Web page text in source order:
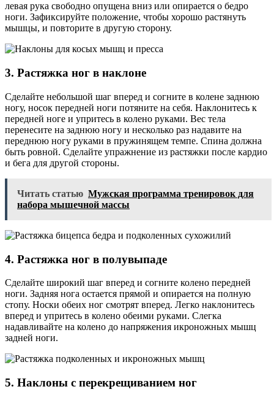
левая рука свободно опущена вниз или опирается о бедро
ноги. Зафиксируйте положение, чтобы хорошо растянуть
мышцы, и повторите в другую сторону.
3. Растяжка ног в наклоне
Сделайте небольшой шаг вперед и согните в колене заднюю
ногу, носок передней ноги потяните на себя. Наклонитесь к
передней ноге и упритесь в колено руками. Вес тела
перенесите на заднюю ногу и несколько раз надавите на
переднюю ногу руками в пружинящем темпе. Спина должна
быть ровной. Сделайте упражнение из растяжки после кардио
и бега для другой стороны.
Читать статью Мужская программа тренировок для
набора мышечной массы
4. Растяжка ног в полувыпаде
Сделайте широкий шаг вперед и согните колено передней
ноги. Задняя нога остается прямой и опирается на полную
стопу. Носки обеих ног смотрят вперед. Легко наклонитесь
вперед и упритесь в колено обеими руками. Слегка
надавливайте на колено до напряжения икроножных мышц
задней ноги.
5. Наклоны с перекрещиванием ног